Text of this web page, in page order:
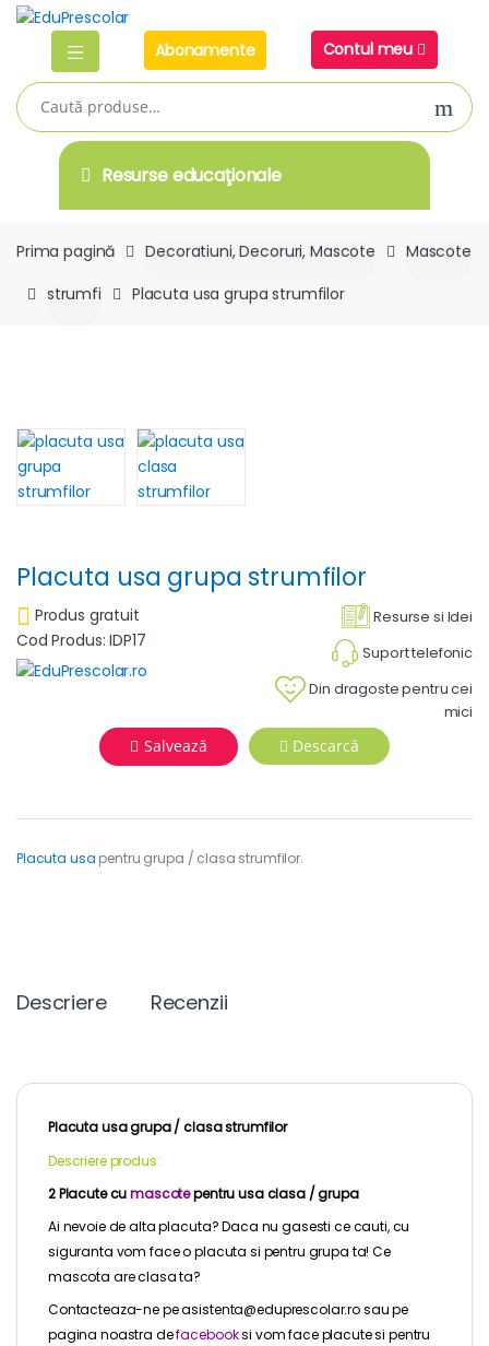
Skip
navigation
Skip
Abonamente
Contul meu
Caută
după:
Resurse educaţionale
Prima pagină Decoratiuni, Decoruri, Mascote
Mascote
strumfi
Placuta usa grupa strumfilor
Placuta usa grupa strumfilor
Resurse si Idei
Suport telefonic
Din dragoste pentru cei
mici
Produs gratuit
Cod Produs: IDP17
Salvează Descarcă
Placuta usa pentru grupa / clasa strumfilor.
Descriere Recenzii
Placuta usa grupa / clasa strumfilor
Descriere produs:
2 Placute cumascotepentru usa clasa / grupa
Ai nevoie de alta placuta? Daca nu gasesti ce cauti, cu
siguranta vom face o placuta si pentru grupa ta! Ce
mascota are clasa ta?
Contacteaza-ne pe asistenta@eduprescolar.ro sau pe
pagina noastra defacebooksi vom face placute si pentru